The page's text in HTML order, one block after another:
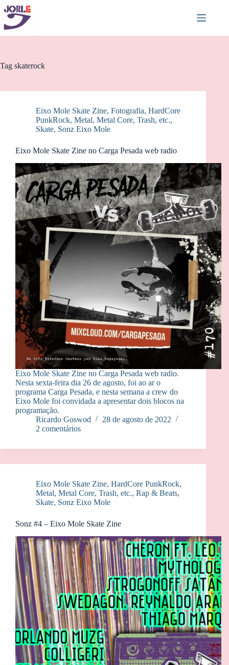
Pular
para
conteúdo
Tag skaterock
Eixo Mole Skate Zine, Fotografia, HardCore
PunkRock, Metal, Metal Core, Trash, etc.,
Skate, Sonz Eixo Mole
Eixo Mole Skate Zine no Carga Pesada web radio
Eixo Mole Skate Zine no Carga Pesada web radio.
Nesta sexta-feira dia 26 de agosto, foi ao ar o
programa Carga Pesada, e nesta semana a crew do
Eixo Mole foi convidada a apresentar dois blocos na
programação.
Ricardo Goswod
28 de agosto de 2022
2 comentários
Eixo Mole Skate Zine, HardCore PunkRock,
Metal, Metal Core, Trash, etc., Rap & Beats,
Skate, Sonz Eixo Mole
Sonz #4 – Eixo Mole Skate Zine